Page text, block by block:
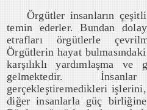
Örgütler insanların çeşitli
temin ederler. Bundan
etrafları örgütlerle
Örgütlerin hayat
karşılıklı yardımlaşma
gelmektedir.
gerçekleştiremedikleri
diğer insanlarla güç